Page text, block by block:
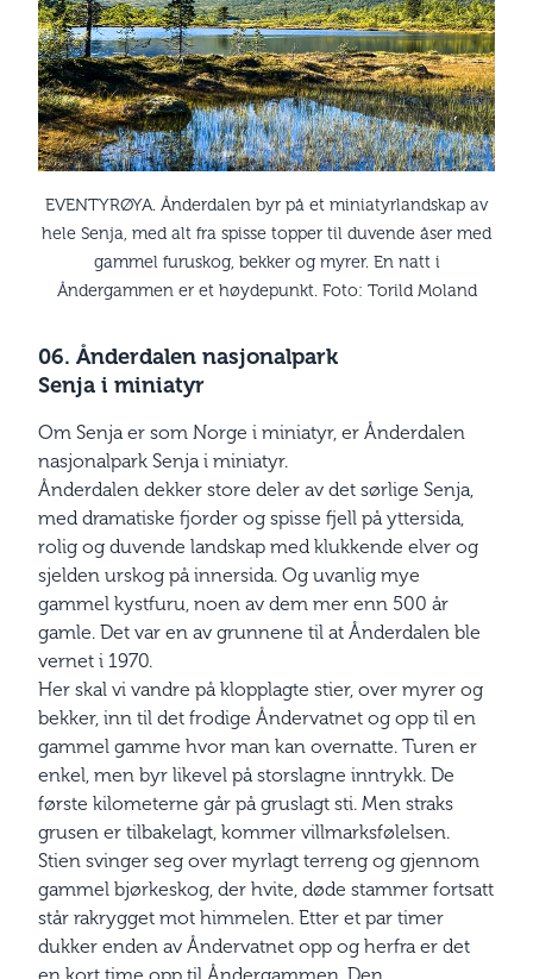
EVENTYRØYA. Ånderdalen byr på et miniatyrlandskap av
hele Senja, med alt fra spisse topper til duvende åser med
gammel furuskog, bekker og myrer. En natt i
Åndergammen er et høydepunkt. Foto: Torild Moland
06. Ånderdalen nasjonalpark
Senja i miniatyr
Om Senja er som Norge i miniatyr, er Ånderdalen
nasjonalpark Senja i miniatyr.
Ånderdalen dekker store deler av det sørlige Senja,
med dramatiske fjorder og spisse fjell på yttersida,
rolig og duvende landskap med klukkende elver og
sjelden urskog på innersida. Og uvanlig mye
gammel kystfuru, noen av dem mer enn 500 år
gamle. Det var en av grunnene til at Ånderdalen ble
vernet i 1970.
Her skal vi vandre på klopplagte stier, over myrer og
bekker, inn til det frodige Åndervatnet og opp til en
gammel gamme hvor man kan overnatte. Turen er
enkel, men byr likevel på storslagne inntrykk. De
første kilometerne går på gruslagt sti. Men straks
grusen er tilbakelagt, kommer villmarksfølelsen.
Stien svinger seg over myrlagt terreng og gjennom
gammel bjørkeskog, der hvite, døde stammer fortsatt
står rakrygget mot himmelen. Etter et par timer
dukker enden av Åndervatnet opp og herfra er det